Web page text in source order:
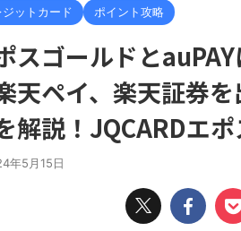
ジットカード ポイント攻略
スゴールドと
天ペイ、楽天証券
解説！JQCARDエ
年5月15日